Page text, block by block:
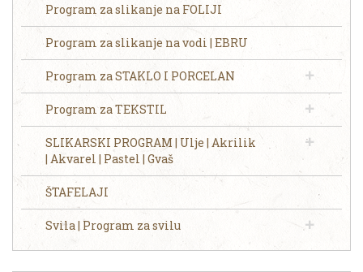
Program za slikanje na FOLIJI
Program za slikanje na vodi | EBRU
Program za STAKLO I PORCELAN
Program za TEKSTIL
SLIKARSKI PROGRAM | Ulje | Akrilik
| Akvarel | Pastel | Gvaš
ŠTAFELAJI
Svila | Program za svilu